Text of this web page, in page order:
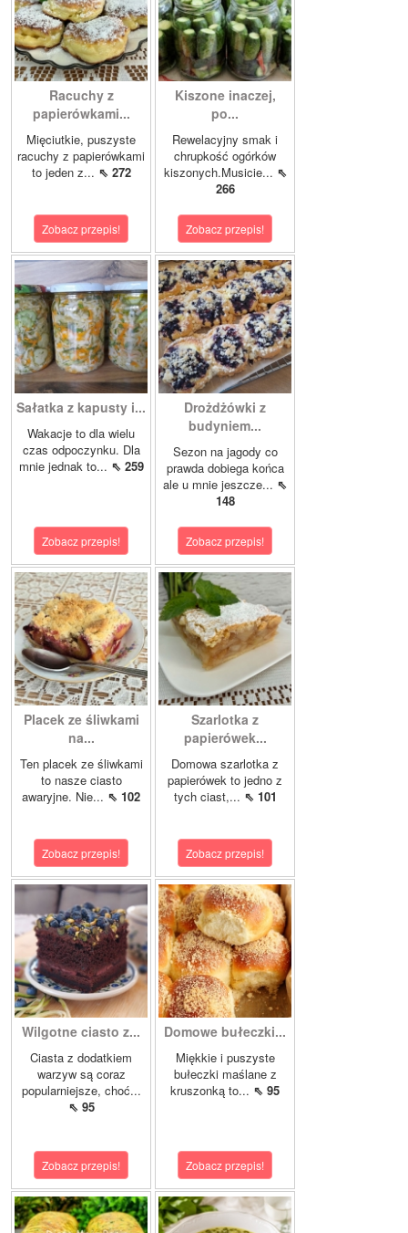
Racuchy z
papierówkami...
Mięciutkie, puszyste
racuchy z papierówkami
to jeden z... ⇖ 272
Zobacz przepis!
Kiszone inaczej,
po...
Rewelacyjny smak i
chrupkość ogórków
kiszonych.Musicie... ⇖
266
Zobacz przepis!
Sałatka z kapusty i...
Wakacje to dla wielu
czas odpoczynku. Dla
mnie jednak to... ⇖ 259
Zobacz przepis!
Drożdżówki z
budyniem...
Sezon na jagody co
prawda dobiega końca
ale u mnie jeszcze... ⇖
148
Zobacz przepis!
Placek ze śliwkami
na...
Ten placek ze śliwkami
to nasze ciasto
awaryjne. Nie... ⇖ 102
Zobacz przepis!
Szarlotka z
papierówek...
Domowa szarlotka z
papierówek to jedno z
tych ciast,... ⇖ 101
Zobacz przepis!
Wilgotne ciasto z...
Ciasta z dodatkiem
warzyw są coraz
popularniejsze, choć...
⇖ 95
Zobacz przepis!
Domowe bułeczki...
Miękkie i puszyste
bułeczki maślane z
kruszonką to... ⇖ 95
Zobacz przepis!